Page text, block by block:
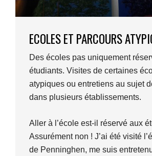
ECOLES ET PARCOURS
Des écoles pas uniquement
étudiants. Visites de certaines
atypiques ou entretiens au sujet
dans plusieurs établissements.
Aller à l’école est-il réservé aux
Assurément non ! J’ai été visité
de Penninghen, me suis